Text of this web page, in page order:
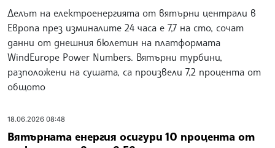
Делът на електроенергията от вятърни централи в
Европа през изминалите 24 часа е 7,7 на сто, сочат
данни от днешния бюлетин на платформата
WindEurope Power Numbers. Вятърни турбини,
разположени на сушата, са произвели 7,2 процента от
общото
18.06.2026 08:48
Вятърната енергия осигури 10 процента от